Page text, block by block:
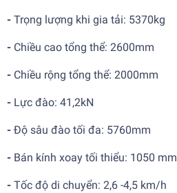
- Trọng lượng khi gia tải: 5370kg
- Chiều cao tổng thể: 2600mm
- Chiều rộng tổng thể: 2000mm
- Lực đào: 41,2kN
- Độ sâu đào tối đa: 5760mm
- Bán kính xoay tối thiểu: 1050 mm
- Tốc độ di chuyển: 2,6 -4,5 km/h